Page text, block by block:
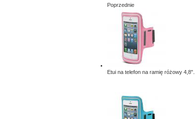
Poprzednie
Etui na telefon na ramię różowy 4,8"...